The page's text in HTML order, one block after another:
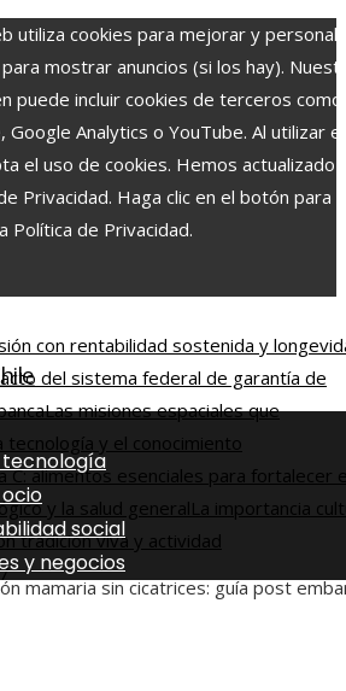
utiliza cookies para mejorar y
mostrar anuncios (si los hay).
puede incluir cookies de terceros como
Google Analytics o YouTube. Al utilizar
el uso de cookies. Hemos actualizado
Privacidad. Haga clic en el botón para
Política de Privacidad.
con rentabilidad sostenida y
del sistema federal de garantía de
Las misiones espaciales que
tecnología y el conocimiento
C: alimentos esenciales para fortalecer
y la salud generalLa importancia
tradición viva y actividad
tecnología
social
y negocios
mamaria sin cicatrices: guía post